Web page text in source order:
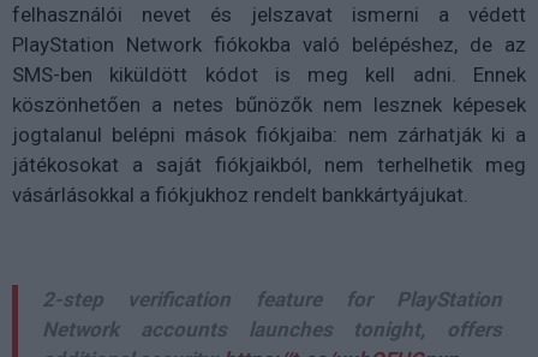
felhasználói nevet és jelszavat ismerni a védett
PlayStation Network fiókokba való belépéshez, de az
SMS-ben kiküldött kódot is meg kell adni. Ennek
köszönhetően a netes bűnözők nem lesznek képesek
jogtalanul belépni mások fiókjaiba: nem zárhatják ki a
játékosokat a saját fiókjaikból, nem terhelhetik meg
vásárlásokkal a fiókjukhoz rendelt bankkártyájukat.
2-step verification feature for PlayStation
Network accounts launches tonight, offers